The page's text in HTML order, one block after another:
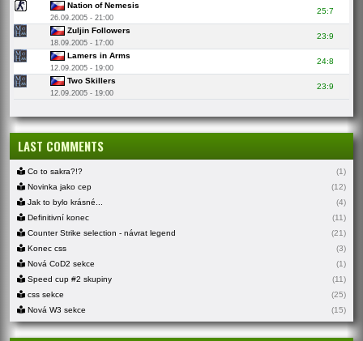
Nation of Nemesis
26.09.2005 - 21:00
25:7
Zuljin Followers
18.09.2005 - 17:00
23:9
Lamers in Arms
12.09.2005 - 19:00
24:8
Two Skillers
12.09.2005 - 19:00
23:9
LAST COMMENTS
Co to sakra?!?
(1)
Novinka jako cep
(12)
Jak to bylo krásné...
(4)
Definitivní konec
(11)
Counter Strike selection - návrat legend
(21)
Konec css
(3)
Nová CoD2 sekce
(1)
Speed cup #2 skupiny
(11)
css sekce
(25)
Nová W3 sekce
(15)